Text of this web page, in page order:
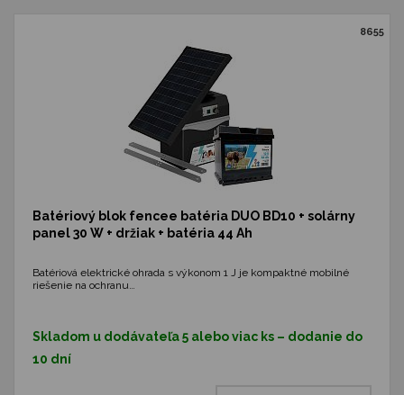
8655
Batériový blok fencee batéria DUO BD10 + solárny
panel 30 W + držiak + batéria 44 Ah
Batériová elektrické ohrada s výkonom 1 J je kompaktné mobilné
riešenie na ochranu…
Skladom u dodávateľa 5 alebo viac ks – dodanie do
10 dní